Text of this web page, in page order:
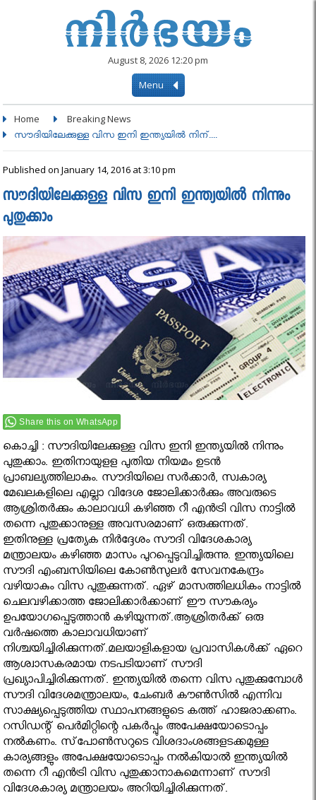
August 8, 2026 12:20 pm
Menu
Home Breaking News
സൗദിയിലേക്കുള്ള വിസ ഇനി ഇന്ത്യയില്‍ നിന്....
Published on January 14, 2016 at 3:10 pm
സൗദിയിലേക്കുള്ള വിസ ഇനി ഇന്ത്യയില്‍ നിന്നും
പുതുക്കാം
Share this on WhatsApp
കൊച്ചി : സൗദിയിലേക്കുള്ള വിസ ഇനി ഇന്ത്യയിൽ നിന്നും
പുതുക്കാം. ഇതിനായുളള പുതിയ നിയമം ഉടന്‍
പ്രാബല്യത്തിലാകും. സൗദിയിലെ സര്‍ക്കാര്‍, സ്വകാര്യ
മേഖലകളിലെ എല്ലാ വിദേശ ജോലിക്കാര്‍ക്കും അവരുടെ
ആശ്രിതര്‍ക്കും കാലാവധി കഴിഞ്ഞ റീ എന്‍ട്രി വിസ നാട്ടില്‍
തന്നെ പുതുക്കാനുള്ള അവസരമാണ് ഒരുക്കുന്നത്.
ഇതിനുള്ള പ്രത്യേക നിര്‍ദ്ദേശം സൗദി വിദേശകാര്യ
മന്ത്രാലയം കഴിഞ്ഞ മാസം പുറപ്പെടുവിച്ചിരുന്നു. ഇന്ത്യയിലെ
സൗദി എംബസിയിലെ കോണ്‍സുലര്‍ സേവനകേന്ദ്രം
വഴിയാകും വിസ പുതുക്കുന്നത്. ഏഴ് മാസത്തിലധികം നാട്ടില്‍
ചെലവഴിക്കാത്ത ജോലിക്കാര്‍ക്കാണ് ഈ സൗകര്യം
ഉപയോഗപ്പെടുത്താന്‍ കഴിയുന്നത്.ആശ്രിതര്‍ക്ക് ഒരു
വര്‍ഷത്തെ കാലാവധിയാണ്
നിശ്ചയിച്ചിരിക്കുന്നത്.മലയാളികളായ പ്രവാസികള്‍ക്ക് ഏറെ
ആശ്വാസകരമായ നടപടിയാണ് സൗദി
പ്രഖ്യാപിച്ചിരിക്കുന്നത്. ഇന്ത്യയില്‍ തന്നെ വിസ പുതുക്കുമ്പോള്‍
സൗദി വിദേശമന്ത്രാലയം, ചേംബര്‍ കൗണ്‍സില്‍ എന്നിവ
സാക്ഷ്യപ്പെടുത്തിയ സ്ഥാപനങ്ങളുടെ കത്ത് ഹാജരാക്കണം.
റസിഡന്റ് പെര്‍മിറ്റിന്റെ പകര്‍പ്പും അപേക്ഷയോടൊപ്പം
നല്‍കണം. സ്‌പോണ്‍സറുടെ വിശദാംശങ്ങളടക്കമുള്ള
കാര്യങ്ങളും അപേക്ഷയോടൊപ്പം നല്‍കിയാല്‍ ഇന്ത്യയില്‍
തന്നെ റീ എന്‍ട്രി വിസ പുതുക്കാനാകുമെന്നാണ് സൗദി
വിദേശകാര്യ മന്ത്രാലയം അറിയിച്ചിരിക്കുന്നത്.